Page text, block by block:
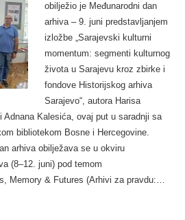
obilježio je Međunarodni dan
arhiva – 9. juni predstavljanjem
izložbe „Sarajevski kulturni
momentum: segmenti kulturnog
života u Sarajevu kroz zbirke i
fondove Historijskog arhiva
Sarajevo“, autora Harisa
Kalesića, ovaj put u saradnji sa
bibliotekom Bosne i Hercegovine.
arhiva obilježava se u okviru
(8–12. juni) pod temom
Memory & Futures (Arhivi za pravdu:…